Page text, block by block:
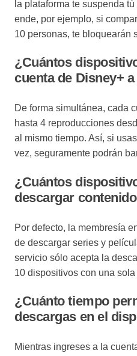
la plataforma te suspenda
ende, por ejemplo, si
10 personas, te bloquearán
¿Cuántos
cuenta de Disney+
De forma simultánea, cada
hasta 4 reproducciones
al mismo tiempo. Así, si
vez, seguramente podrán
¿Cuántos
descargar
Por defecto, la membresía
de descargar series y
servicio sólo acepta la
10 dispositivos con una
¿Cuánto tiempo
descargas en el
Mientras ingreses a la